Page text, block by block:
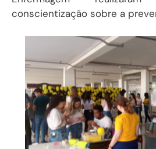
conscientização sobre a